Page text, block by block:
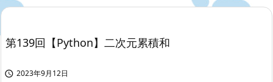
第139回【Python】二次元累積和
 2023年9月12日